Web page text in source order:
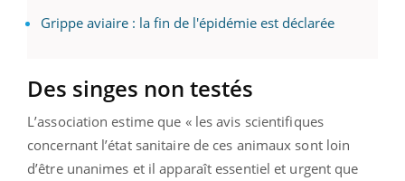
Grippe aviaire : la fin de l'épidémie est déclarée
Des singes non testés
L’association estime que « les avis scientifiques
concernant l’état sanitaire de ces animaux sont loin
d’être unanimes et il apparaît essentiel et urgent que